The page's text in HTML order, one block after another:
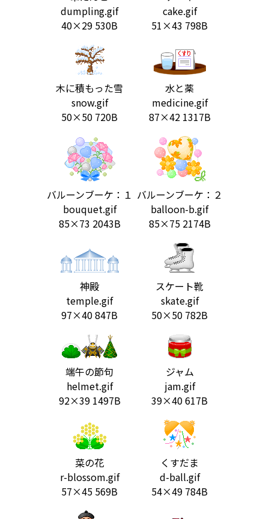
dumpling.gif
40×29 530B
cake.gif
51×43 798B
木に積もった雪
snow.gif
50×50 720B
水と薬
medicine.gif
87×42 1317B
バルーンブーケ：１
bouquet.gif
85×73 2043B
バルーンブーケ：２
balloon-b.gif
85×75 2174B
神殿
temple.gif
97×40 847B
スケート靴
skate.gif
50×50 782B
端午の節句
helmet.gif
92×39 1497B
ジャム
jam.gif
39×40 617B
菜の花
r-blossom.gif
57×45 569B
くすだま
d-ball.gif
54×49 784B